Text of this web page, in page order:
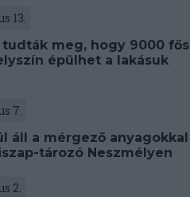
13.
meg, hogy 9000 fős
épülhet a lakásuk
7.
áll a mérgező anyagokkal
tározó Neszmélyen
2.